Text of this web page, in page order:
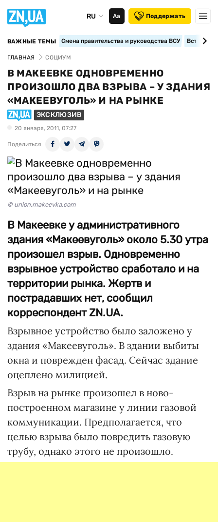
RU Аа Поддержать
ВАЖНЫЕ ТЕМЫ Смена правительства и руководства ВСУ
ГЛАВНАЯ СОЦИУМ
В МАКЕЕВКЕ ОДНОВРЕМЕННО
ПРОИЗОШЛО ДВА ВЗРЫВА – У ЗДАНИЯ
«МАКЕЕВУГОЛЬ» И НА РЫНКЕ
ЭКСКЛЮЗИВ
20 января, 2011, 07:27
Поделиться
© union.makeevka.com
В Макеевке у административного
здания «Макеевуголь» около 5.30 утра
произошел взрыв. Одновременно
взрывное устройство сработало и на
территории рынка. Жертв и
пострадавших нет, сообщил
корреспондент ZN.UA.
Взрывное устройство было заложено у
здания «Макеевуголь». В здании выбиты
окна и поврежден фасад. Сейчас здание
оцеплено милицией.
Взрыв на рынке произошел в ново-
построенном магазине у линии газовой
коммуникации. Предполагается, что
целью взрыва было повредить газовую
трубу, однако этого не произошло.